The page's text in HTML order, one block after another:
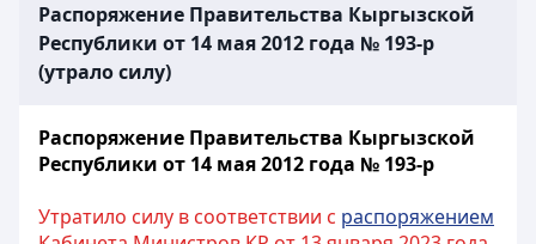
Распоряжение Правительства Кыргызской
Республики от 14 мая 2012 года № 193-р
(утрало силу)
Распоряжение Правительства Кыргызской
Республики от 14 мая 2012 года № 193-р
Утратило силу в соответствии с распоряжением